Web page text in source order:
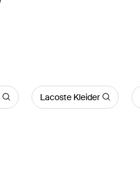
Lacoste Kleider